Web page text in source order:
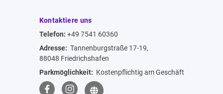
Kontaktiere uns
Telefon: +49 7541 60360
Adresse: Tannenburgstraße 17-19,
88048 Friedrichshafen
Parkmöglichkeit: Kostenpflichtig am Geschäft